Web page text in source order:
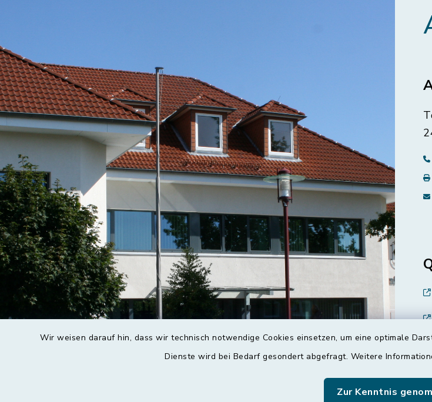
Wir weisen darauf hin, dass wir technisch notwendige Cookies einsetzen, um eine optimale
Dienste wird bei Bedarf gesondert abgefragt. Weitere
Zur Kenntnis